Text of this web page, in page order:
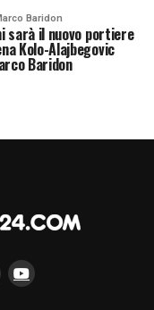
Baridon
sarà il nuovo portiere
Kolo-Alajbegovic
Baridon